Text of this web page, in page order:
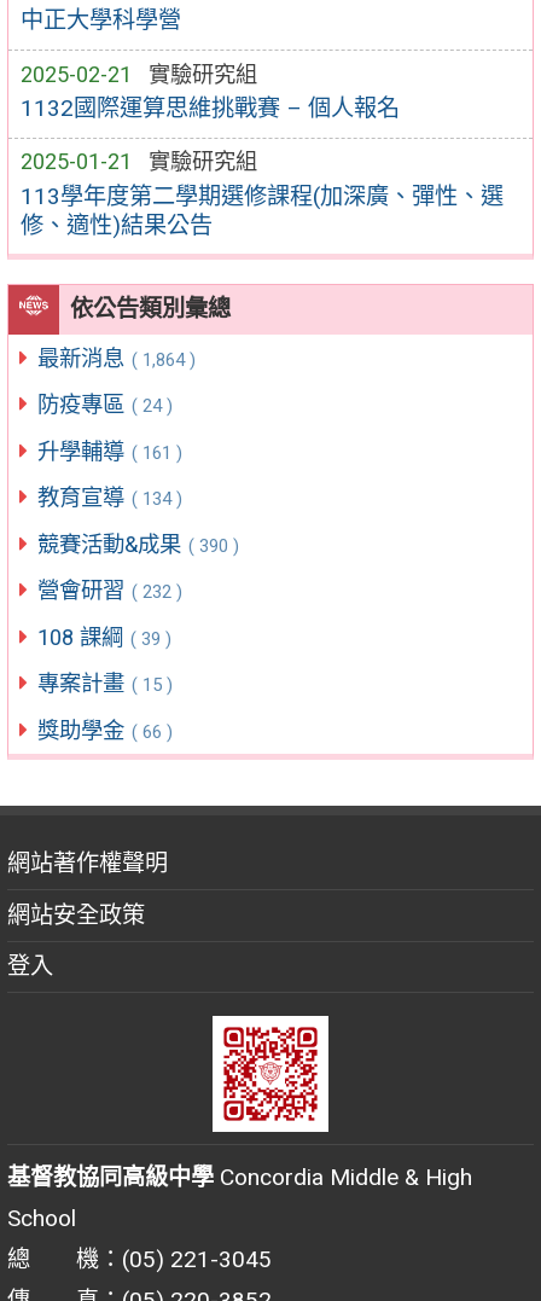
中正大學科學營
2025-02-21 實驗研究組
1132國際運算思維挑戰賽 – 個人報名
2025-01-21 實驗研究組
113學年度第二學期選修課程(加深廣、彈性、選
修、適性)結果公告
依公告類別彙總
最新消息 ( 1,864 )
防疫專區 ( 24 )
升學輔導 ( 161 )
教育宣導 ( 134 )
競賽活動&成果 ( 390 )
營會研習 ( 232 )
108 課綱 ( 39 )
專案計畫 ( 15 )
獎助學金 ( 66 )
網站著作權聲明
網站安全政策
登入
基督教協同高級中學 Concordia Middle & High
School
總 機：(05) 221-3045